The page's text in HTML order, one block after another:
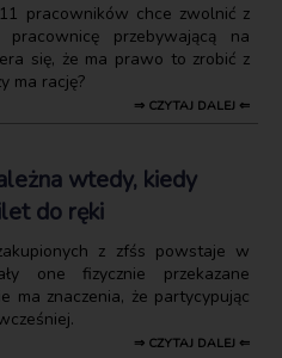
pracowników chce zwolnić z
przebywającą na
się, że ma prawo to zrobić z
ma rację?
⇒ CZYTAJ DALEJ ⇐
wtedy, kiedy
do ręki
z zfśs powstaje w
one fizycznie przekazane
ma znaczenia, że partycypując
⇒ CZYTAJ DALEJ ⇐